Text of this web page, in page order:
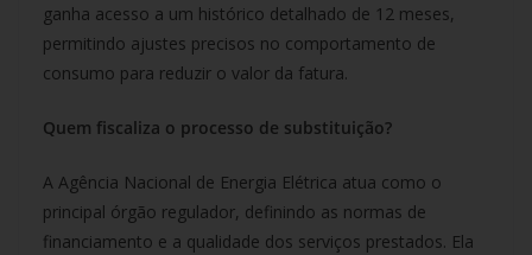
ganha acesso a um histórico detalhado de 12 meses,
permitindo ajustes precisos no comportamento de
consumo para reduzir o valor da fatura.
Quem fiscaliza o processo de substituição?
A Agência Nacional de Energia Elétrica atua como o
principal órgão regulador, definindo as normas de
financiamento e a qualidade dos serviços prestados. Ela